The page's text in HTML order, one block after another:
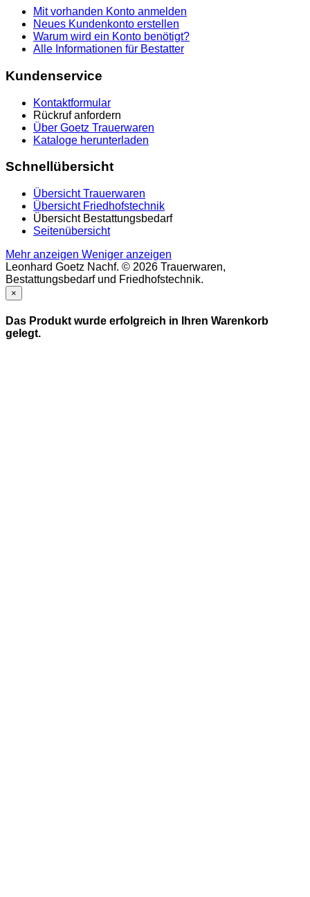
Mit vorhanden Konto anmelden
Neues Kundenkonto erstellen
Warum wird ein Konto benötigt?
Alle Informationen für Bestatter
Kundenservice
Kontaktformular
Rückruf anfordern
Über Goetz Trauerwaren
Kataloge herunterladen
Schnellübersicht
Übersicht Trauerwaren
Übersicht Friedhofstechnik
Übersicht Bestattungsbedarf
Seitenübersicht
Mehr anzeigen Weniger anzeigen
Leonhard Goetz Nachf. © 2026 Trauerwaren,
Bestattungsbedarf und Friedhofstechnik.
×
Das Produkt wurde erfolgreich in Ihren Warenkorb
gelegt.